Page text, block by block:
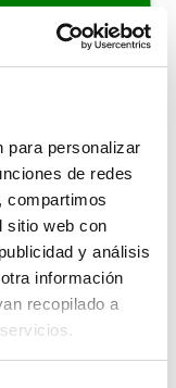
para personalizar
de redes
compartimos
sitio web con
y análisis
información
recopilado a
48 horas.
en huertos de
y otra hacia atras
con seis
y filtro con
el polvo. Tiene
un peso de 73 Kg.
es su manillar se